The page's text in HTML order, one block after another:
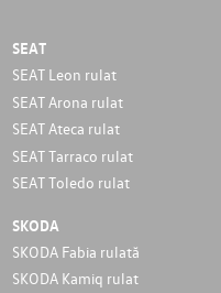
SEAT
SEAT Leon rulat
SEAT Arona rulat
SEAT Ateca rulat
SEAT Tarraco rulat
SEAT Toledo rulat
SKODA
SKODA Fabia rulată
SKODA Kamiq rulat